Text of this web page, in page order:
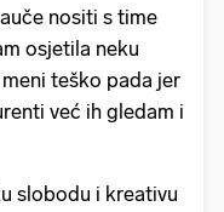
nositi s time
osjetila neku
teško pada jer
već ih gledam i
slobodu i kreativu